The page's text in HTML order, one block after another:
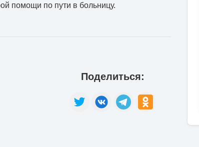
помощи по пути в больницу.
Поделиться: